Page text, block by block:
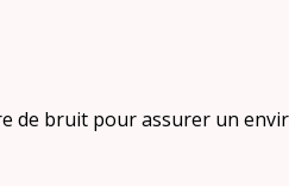
de bruit pour assurer un